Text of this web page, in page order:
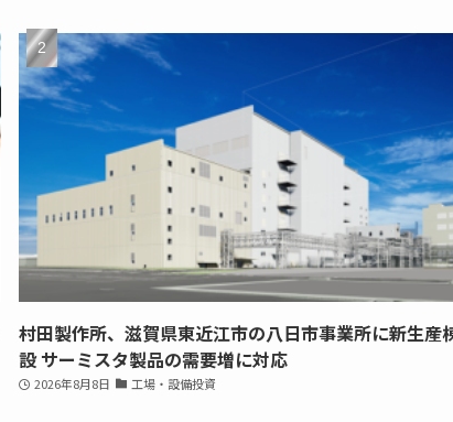
村田製作所、滋賀県東近江市の八日市事業所に新生産
設 サーミスタ製品の需要増に対応
2026年8月8日 工場・設備投資